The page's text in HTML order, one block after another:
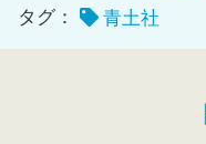
タグ：
青土社